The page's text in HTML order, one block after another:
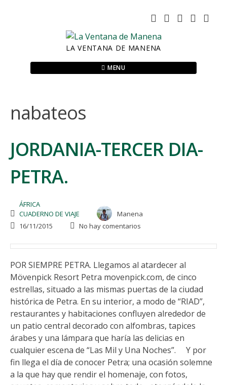
LA VENTANA DE MANENA
MENU
nabateos
JORDANIA-TERCER DIA-
PETRA.
ÁFRICA
CUADERNO DE VIAJE
Manena
16/11/2015
No hay comentarios
POR SIEMPRE PETRA. Llegamos al atardecer al
Mövenpick Resort Petra movenpick.com, de cinco
estrellas, situado a las mismas puertas de la ciudad
histórica de Petra. En su interior, a modo de “RIAD”,
restaurantes y habitaciones confluyen alrededor de
un patio central decorado con alfombras, tapices
árabes y una lámpara que haría las delicias en
cualquier escena de “Las Mil y Una Noches”. Y por
fin llega el día de conocer Petra; una ocasión solemne
a la que hay que rendir el homenaje, con fotos,